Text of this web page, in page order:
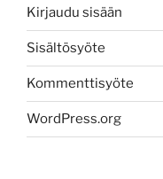
Kirjaudu sisään
Sisältösyöte
Kommenttisyöte
WordPress.org